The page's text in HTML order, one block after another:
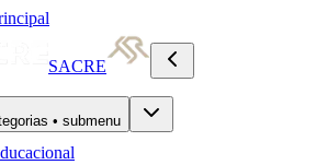
SACRE
• submenu